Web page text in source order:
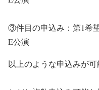
③件目の申込み：第1希
E公演
以上のような申込みが可